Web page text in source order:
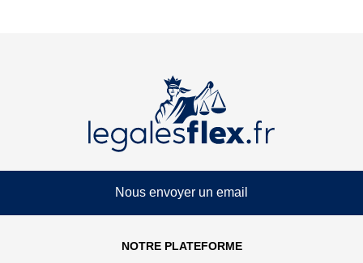
Nous envoyer un email
NOTRE PLATEFORME